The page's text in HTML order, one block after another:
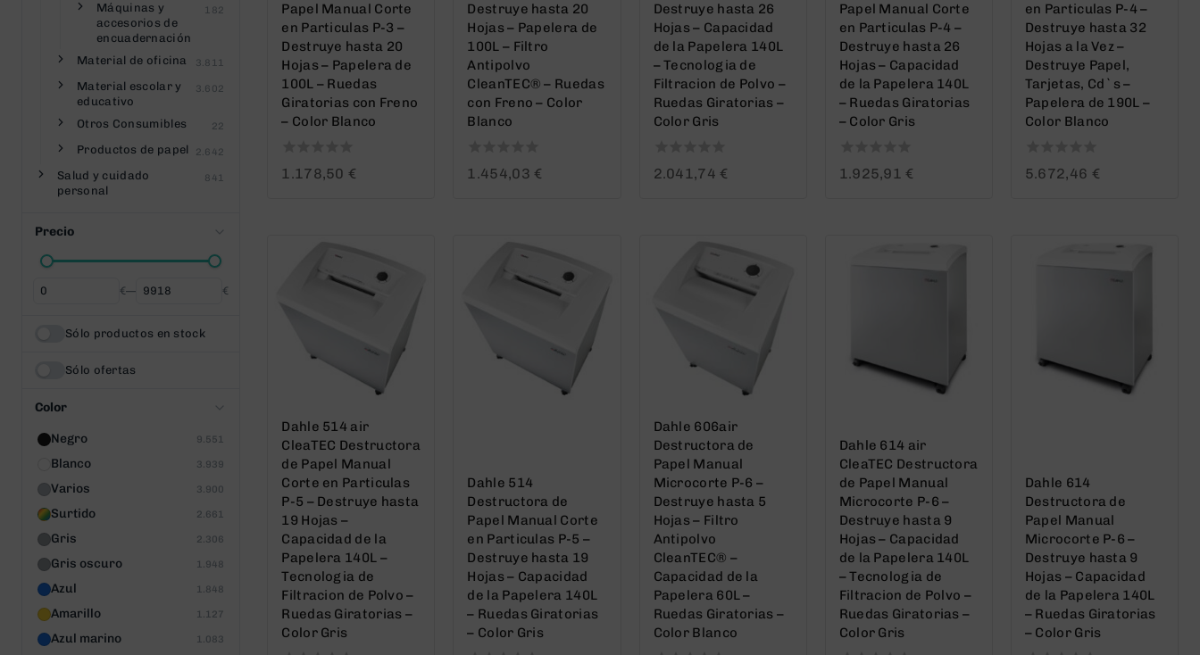
Papel Manual Corte
en Particulas P-3 –
Destruye hasta 20
Hojas – Papelera de
100L – Ruedas
Giratorias con Freno
– Color Blanco
0
1.178,50 €
Destruye hasta 20
Hojas – Papelera de
100L – Filtro
Antipolvo
CleanTEC® – Ruedas
con Freno – Color
Blanco
0
1.454,03 €
Destruye hasta 26
Hojas – Capacidad
de la Papelera 140L
– Tecnologia de
Filtracion de Polvo –
Ruedas Giratorias –
Color Gris
0
2.041,74 €
Papel Manual Corte
en Particulas P-4 –
Destruye hasta 26
Hojas – Capacidad
de la Papelera 140L
– Ruedas Giratorias
– Color Gris
0
1.925,91 €
en Particulas P-4 –
Destruye hasta 32
Hojas a la Vez –
Destruye Papel,
Tarjetas, Cd`s –
Papelera de 190L –
Color Blanco
0
5.672,46 €
Dahle 514 air
CleaTEC Destructora
de Papel Manual
Corte en Particulas
P-5 – Destruye hasta
19 Hojas –
Capacidad de la
Papelera 140L –
Tecnologia de
Filtracion de Polvo –
Ruedas Giratorias –
Color Gris
Dahle 514
Destructora de
Papel Manual Corte
en Particulas P-5 –
Destruye hasta 19
Hojas – Capacidad
de la Papelera 140L
– Ruedas Giratorias
– Color Gris
Dahle 606air
Destructora de
Papel Manual
Microcorte P-6 –
Destruye hasta 5
Hojas – Filtro
Antipolvo
CleanTEC® –
Capacidad de la
Papelera 60L –
Ruedas Giratorias –
Color Blanco
Dahle 614 air
CleaTEC Destructora
de Papel Manual
Microcorte P-6 –
Destruye hasta 9
Hojas – Capacidad
de la Papelera 140L
– Tecnologia de
Filtracion de Polvo –
Ruedas Giratorias –
Color Gris
Dahle 614
Destructora de
Papel Manual
Microcorte P-6 –
Destruye hasta 9
Hojas – Capacidad
de la Papelera 140L
– Ruedas Giratorias
– Color Gris
Máquinas y
accesorios de
encuadernación
182
Material de oficina 3.811
Material escolar y
educativo
3.602
Otros Consumibles 22
Productos de papel 2.642
Salud y cuidado
personal
841
Precio
Desde €— Hasta €
Sólo productos en stock
Sólo ofertas
Color
Negro 9.551
Blanco 3.939
Varios 3.900
Surtido 2.661
Gris 2.306
Gris oscuro 1.948
Azul 1.848
Amarillo 1.127
Azul marino 1.083